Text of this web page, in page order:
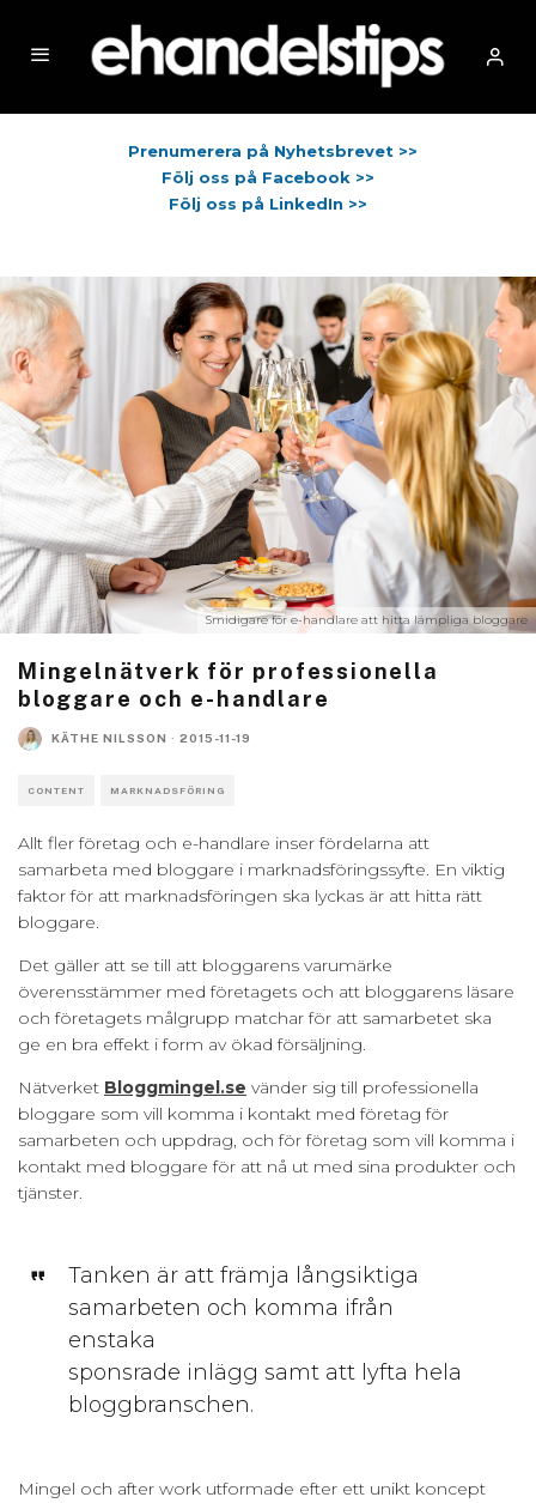
Prenumerera på Nyhetsbrevet >>
Följ oss på Facebook >>
Följ oss på LinkedIn >>
Smidigare för e-handlare att hitta lämpliga bloggare
Mingelnätverk för professionella
bloggare och e-handlare
KÄTHE NILSSON · 2015-11-19
CONTENT MARKNADSFÖRING
Allt fler företag och e-handlare inser fördelarna att
samarbeta med bloggare i marknadsföringssyfte. En viktig
faktor för att marknadsföringen ska lyckas är att hitta rätt
bloggare.
Det gäller att se till att bloggarens varumärke
överensstämmer med företagets och att bloggarens läsare
och företagets målgrupp matchar för att samarbetet ska
ge en bra effekt i form av ökad försäljning.
Nätverket Bloggmingel.se vänder sig till professionella
bloggare som vill komma i kontakt med företag för
samarbeten och uppdrag, och för företag som vill komma i
kontakt med bloggare för att nå ut med sina produkter och
tjänster.
Tanken är att främja långsiktiga
samarbeten och komma ifrån
enstaka
sponsrade inlägg samt att lyfta hela
bloggbranschen.
Mingel och after work utformade efter ett unikt koncept